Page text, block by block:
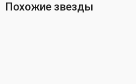
Похожие звезды